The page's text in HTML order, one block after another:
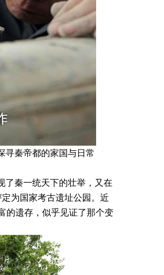
寻秦帝都的家国与日常
了秦一统天下的壮举，又在
为国家考古遗址公园。近
的遗存，似乎见证了那个变